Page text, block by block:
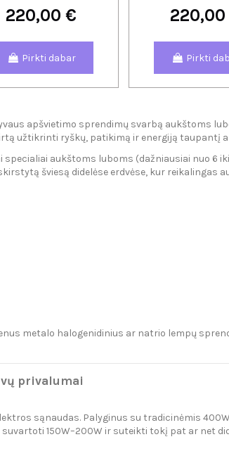
220,00 €
Pirkti dabar Pirkti
apšvietimo sprendimų svarbą aukštoms
užtikrinti ryškų, patikimą ir energiją taupantį
specialiai aukštoms luboms (dažniausiai nuo
šviesą didelėse erdvėse, kur reikalingas
metalo halogenidinius ar natrio lempų
privalumai
sąnaudas. Palyginus su tradicinėmis
150W–200W ir suteikti tokį pat ar net